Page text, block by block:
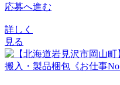
応募へ進む
詳しく
見る